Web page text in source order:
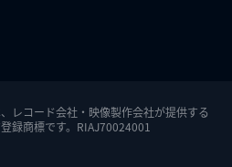
レコード会社・映像製作会社が提供する
録商標です。RIAJ70024001